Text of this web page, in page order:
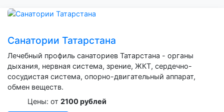
Санатории Татарстана
Лечебный профиль санаториев Татарстана - органы
дыхания, нервная система, зрение, ЖКТ, сердечно-
сосудистая система, опорно-двигательный аппарат,
обмен веществ.
Цены: от 2100 рублей